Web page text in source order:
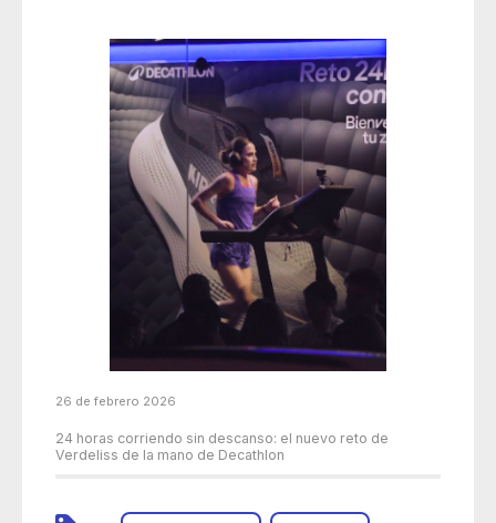
26 de febrero 2026
24 horas corriendo sin descanso: el nuevo reto de
Verdeliss de la mano de Decathlon